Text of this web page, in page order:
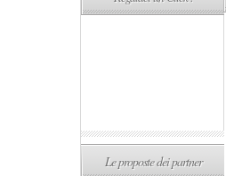
Le proposte dei partner